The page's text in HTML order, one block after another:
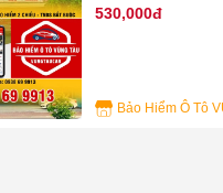
530,000đ